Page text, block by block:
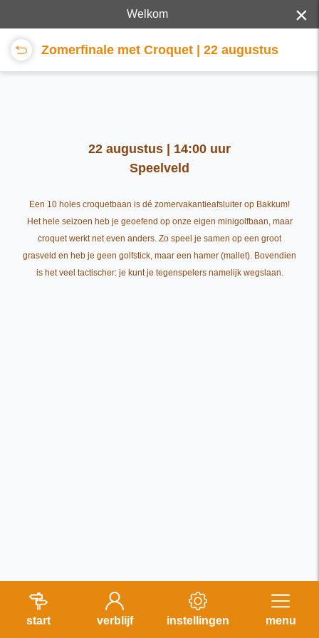
Welkom ×
Zomerfinale met Croquet | 22 augustus
22 augustus | 14:00 uur
Speelveld
Een 10 holes croquetbaan is dé zomervakantieafsluiter op Bakkum!
Het hele seizoen heb je geoefend op onze eigen minigolfbaan, maar
croquet werkt net even anders. Zo speel je samen op een groot
grasveld en heb je geen golfstick, maar een hamer (mallet). Bovendien
is het veel tactischer: je kunt je tegenspelers namelijk wegslaan.
start verblijf instellingen menu